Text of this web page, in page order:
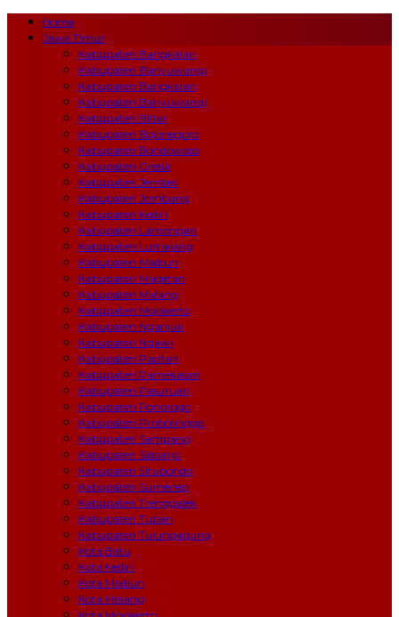
Home
Jawa Timur
Kabupaten Bangkalan
Kabupaten Banyuwangi
Kabupaten Bangkalan
Kabupaten Banyuwangi
Kabupaten Blitar
Kabupaten Bojonegoro
Kabupaten Bondowoso
Kabupaten Gresik
Kabupaten Jember
Kabupaten Jombang
Kabupaten Kediri
Kabupaten Lamongan
Kabupaten Lumajang
Kabupaten Madiun
Kabupaten Magetan
Kabupaten Malang
Kabupaten Mojokerto
Kabupaten Nganjuk
Kabupaten Ngawi
Kabupaten Pacitan
Kabupaten Pamekasan
Kabupaten Pasuruan
Kabupaten Ponorogo
Kabupaten Probolinggo
Kabupaten Sampang
Kabupaten Sidoarjo
Kabupaten Situbondo
Kabupaten Sumenep
Kabupaten Trenggalek
Kabupaten Tuban
Kabupaten Tulungagung
Kota Batu
Kota Kediri
Kota Madiun
Kota Malang